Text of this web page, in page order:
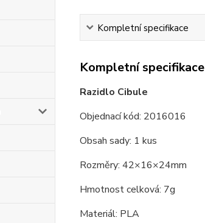
Kompletní specifikace
Kompletní specifikace
Razidlo Cibule
Objednací kód: 2016016
Obsah sady: 1 kus
Rozměry: 42×16×24mm
Hmotnost celková: 7g
Materiál: PLA